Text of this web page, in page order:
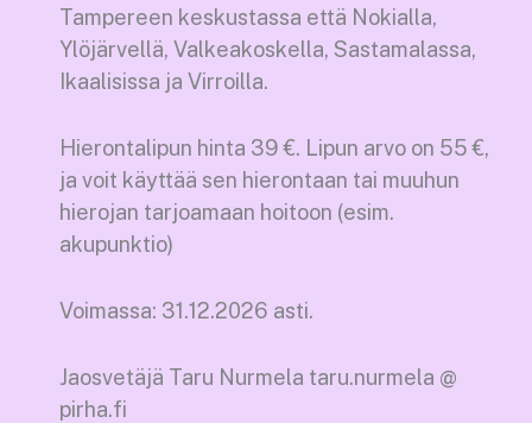
Tampereen keskustassa että Nokialla,
Ylöjärvellä, Valkeakoskella, Sastamalassa,
Ikaalisissa ja Virroilla.
Hierontalipun hinta 39 €. Lipun arvo on 55 €,
ja voit käyttää sen hierontaan tai muuhun
hierojan tarjoamaan hoitoon (esim.
akupunktio)
Voimassa: 31.12.2026 asti.
Jaosvetäjä Taru Nurmela taru.nurmela @
pirha.fi